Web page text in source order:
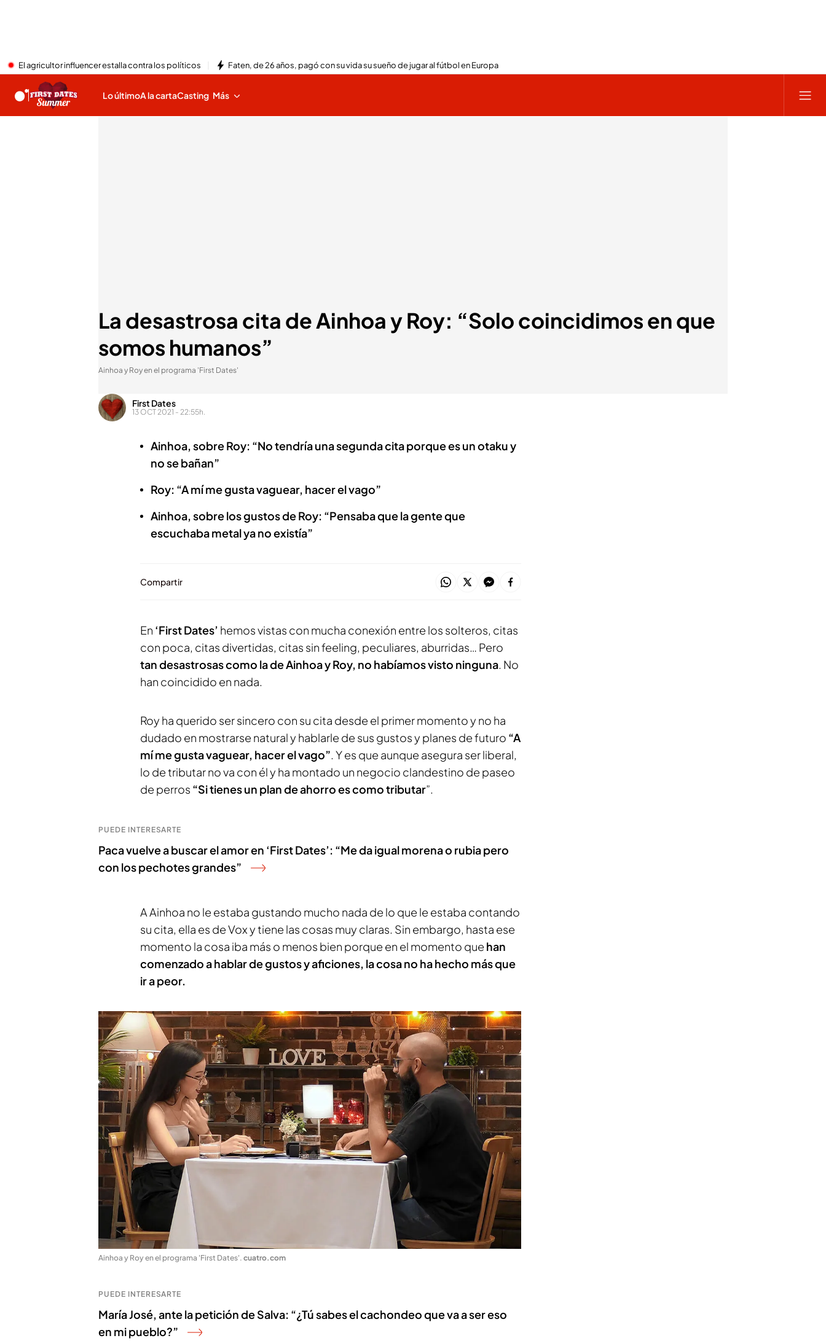
El agricultor influencer estalla contra los políticos Faten, de 26 años, pagó con su vida su sueño de jugar al fútbol en Europa
Lo últimoA la cartaCasting Más
La desastrosa cita de Ainhoa y Roy: “Solo coincidimos en que
somos humanos”
Ainhoa y Roy en el programa 'First Dates'
First Dates
13 OCT 2021 - 22:55h.
Ainhoa, sobre Roy: “No tendría una segunda cita porque es un otaku y
no se bañan”
Roy: “A mí me gusta vaguear, hacer el vago”
Ainhoa, sobre los gustos de Roy: “Pensaba que la gente que
escuchaba metal ya no existía”
Compartir
En ‘First Dates’ hemos vistas con mucha conexión entre los solteros, citas
con poca, citas divertidas, citas sin feeling, peculiares, aburridas… Pero
tan desastrosas como la de Ainhoa y Roy, no habíamos visto ninguna. No
han coincidido en nada.
Roy ha querido ser sincero con su cita desde el primer momento y no ha
dudado en mostrarse natural y hablarle de sus gustos y planes de futuro “A
mí me gusta vaguear, hacer el vago”. Y es que aunque asegura ser liberal,
lo de tributar no va con él y ha montado un negocio clandestino de paseo
de perros “Si tienes un plan de ahorro es como tributar”.
PUEDE INTERESARTE
Paca vuelve a buscar el amor en ‘First Dates’: “Me da igual morena o rubia pero
con los pechotes grandes”
A Ainhoa no le estaba gustando mucho nada de lo que le estaba contando
su cita, ella es de Vox y tiene las cosas muy claras. Sin embargo, hasta ese
momento la cosa iba más o menos bien porque en el momento que han
comenzado a hablar de gustos y aficiones, la cosa no ha hecho más que
ir a peor.
Ainhoa y Roy en el programa 'First Dates'. cuatro.com
PUEDE INTERESARTE
María José, ante la petición de Salva: “¿Tú sabes el cachondeo que va a ser eso
en mi pueblo?”